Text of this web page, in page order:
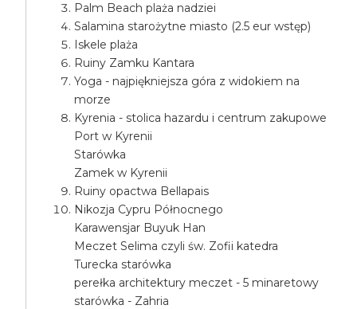
Palm Beach plaża nadziei
Salamina starożytne miasto (2.5 eur wstęp)
Iskele plaża
Ruiny Zamku Kantara
Yoga - najpiękniejsza góra z widokiem na
morze
Kyrenia - stolica hazardu i centrum zakupowe
Port w Kyrenii
Starówka
Zamek w Kyrenii
Ruiny opactwa Bellapais
Nikozja Cypru Północnego
Karawensjar Buyuk Han
Meczet Selima czyli św. Zofii katedra
Turecka starówka
perełka architektury meczet - 5 minaretowy
starówka - Zahria